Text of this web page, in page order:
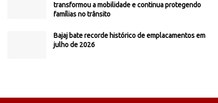
transformou a mobilidade e continua protegendo
famílias no trânsito
Bajaj bate recorde histórico de emplacamentos em
julho de 2026